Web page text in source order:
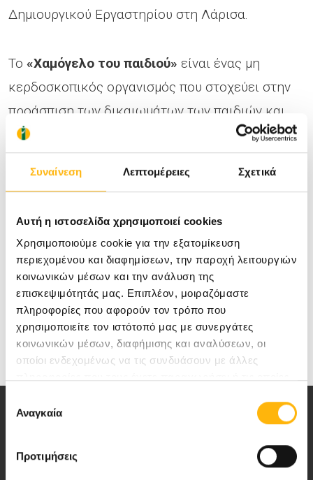
Συναίνεση Λεπτομέρειες Σχετικά
Αυτή η ιστοσελίδα χρησιμοποιεί cookies
Χρησιμοποιούμε cookie για την εξατομίκευση
περιεχομένου και διαφημίσεων, την παροχή λειτουργιών
κοινωνικών μέσων και την ανάλυση της
επισκεψιμότητάς μας. Επιπλέον, μοιραζόμαστε
πληροφορίες που αφορούν τον τρόπο που
χρησιμοποιείτε τον ιστότοπό μας με συνεργάτες
κοινωνικών μέσων, διαφήμισης και αναλύσεων, οι
οποίοι ενδεχομένως να τις συνδυάσουν με άλλες
των υπηρεσιών τους.
συγκατάθεσης
Αναγκαία
Προτιμήσεις
Δημιουργικού Εργαστηρίου στη Λάρισα.
Το «Χαμόγελο του παιδιού» είναι ένας μη
κερδοσκοπικός οργανισμός που στοχεύει στην
προάσπιση των δικαιωμάτων των παιδιών και
την αντιμετώπιση των καθημερινών
προβλημάτων τους. Όπως κάθε χρόνο έτσι και
“Χαμόγελο του Παιδιού”
διοργανώνει
Ελλάδας προκειμένου να συνεχίζει απρόσκοπτα
να στηρίζει τα χιλιάδες παιδιά και τις
οικογένειές τους που βρίσκονται σε ανάγκη.